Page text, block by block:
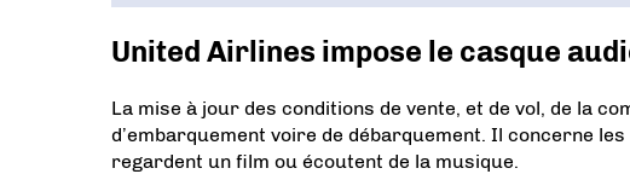
United Airlines impose le casque
La mise à jour des conditions de vente, et de vol, de la
d’embarquement voire de débarquement. Il concerne
regardent un film ou écoutent de la musique.